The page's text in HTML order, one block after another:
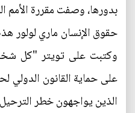
بدورها، وصفت مقررة الأمم
حقوق الإنسان ماري لولور
وكتبت على تويتر "كل
على حماية القانون الدولي
الذين يواجهون خطر